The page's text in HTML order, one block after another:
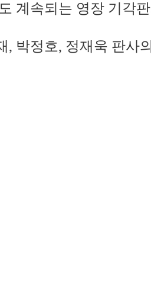
계속되는 영장 기각
박정호, 정재욱 판사